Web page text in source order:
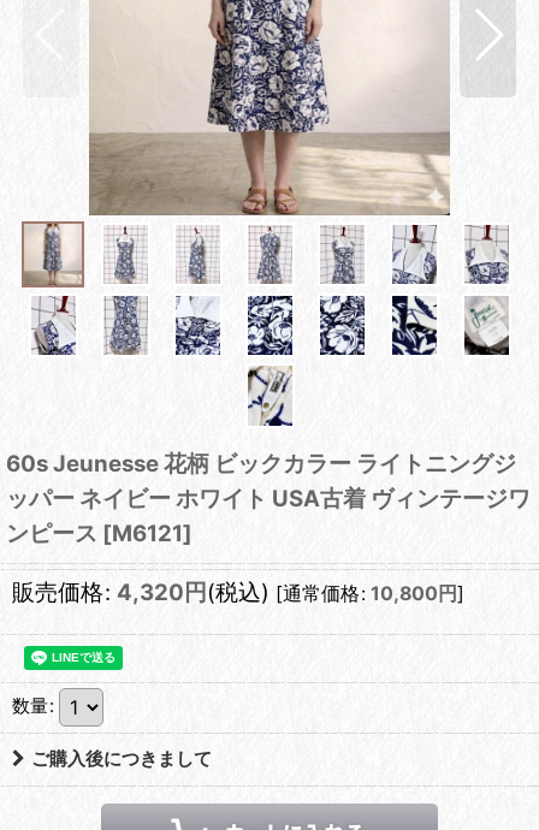
60s Jeunesse 花柄 ビックカラー ライトニングジ
ッパー ネイビー ホワイト USA古着 ヴィンテージワ
ンピース [M6121]
販売価格: 4,320 円 (税込) [通常価格: 10,800 円]
数量:
ご購入後につきまして